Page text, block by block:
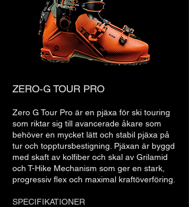
ZERO-G TOUR PRO
Zero G Tour Pro är en pjäxa för ski touring
som riktar sig till avancerade åkare som
behöver en mycket lätt och stabil pjäxa på
tur och topptursbestigning. Pjäxan är byggd
med skaft av kolfiber och skal av Grilamid
och T-Hike Mechanism som ger en stark,
progressiv flex och maximal kraftöverföring.
SPECIFIKATIONER